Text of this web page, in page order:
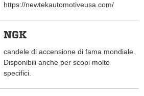
https://newtekautomotiveusa.com/
NGK
candele di accensione di fama mondiale.
Disponibili anche per scopi molto
specifici.